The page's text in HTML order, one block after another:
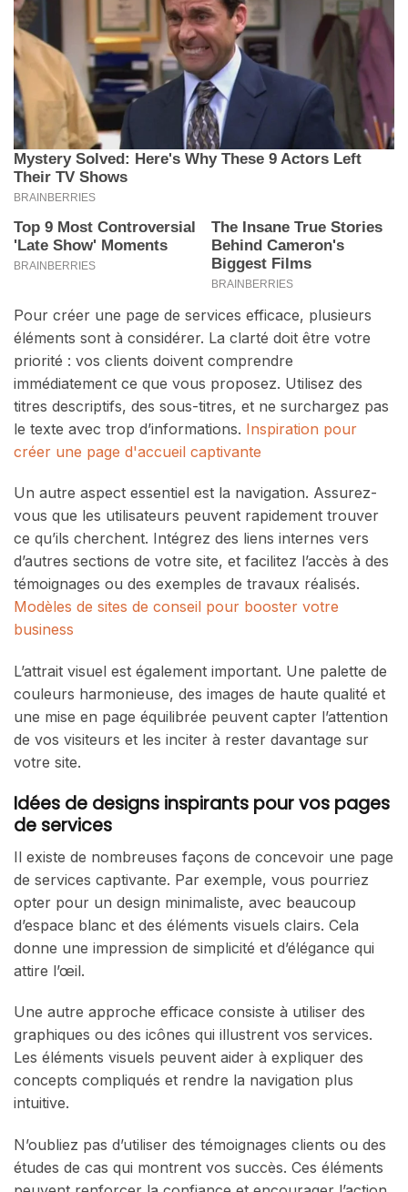
Pour créer une page de services efficace, plusieurs
éléments sont à considérer. La clarté doit être votre
priorité : vos clients doivent comprendre
immédiatement ce que vous proposez. Utilisez des
titres descriptifs, des sous-titres, et ne surchargez pas
le texte avec trop d’informations. Inspiration pour
créer une page d'accueil captivante
Un autre aspect essentiel est la navigation. Assurez-
vous que les utilisateurs peuvent rapidement trouver
ce qu’ils cherchent. Intégrez des liens internes vers
d’autres sections de votre site, et facilitez l’accès à des
témoignages ou des exemples de travaux réalisés.
Modèles de sites de conseil pour booster votre
business
L’attrait visuel est également important. Une palette de
couleurs harmonieuse, des images de haute qualité et
une mise en page équilibrée peuvent capter l’attention
de vos visiteurs et les inciter à rester davantage sur
votre site.
Idées de designs inspirants pour vos pages
de services
Il existe de nombreuses façons de concevoir une page
de services captivante. Par exemple, vous pourriez
opter pour un design minimaliste, avec beaucoup
d’espace blanc et des éléments visuels clairs. Cela
donne une impression de simplicité et d’élégance qui
attire l’œil.
Une autre approche efficace consiste à utiliser des
graphiques ou des icônes qui illustrent vos services.
Les éléments visuels peuvent aider à expliquer des
concepts compliqués et rendre la navigation plus
intuitive.
N’oubliez pas d’utiliser des témoignages clients ou des
études de cas qui montrent vos succès. Ces éléments